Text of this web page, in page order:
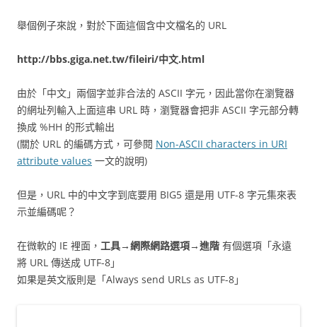
舉個例子來說，對於下面這個含中文檔名的 URL
http://bbs.giga.net.tw/fileiri/中文.html
由於「中文」兩個字並非合法的 ASCII 字元，因此當你在瀏覽器
的網址列輸入上面這串 URL 時，瀏覽器會把非 ASCII 字元部分轉
換成 %HH 的形式輸出
(關於 URL 的編碼方式，可參閱 Non-ASCII characters in URI
attribute values 一文的說明)
但是，URL 中的中文字到底要用 BIG5 還是用 UTF-8 字元集來表
示並編碼呢？
在微軟的 IE 裡面， 工具→網際網路選項→進階 有個選項「永遠
將 URL 傳送成 UTF-8」
如果是英文版則是「Always send URLs as UTF-8」